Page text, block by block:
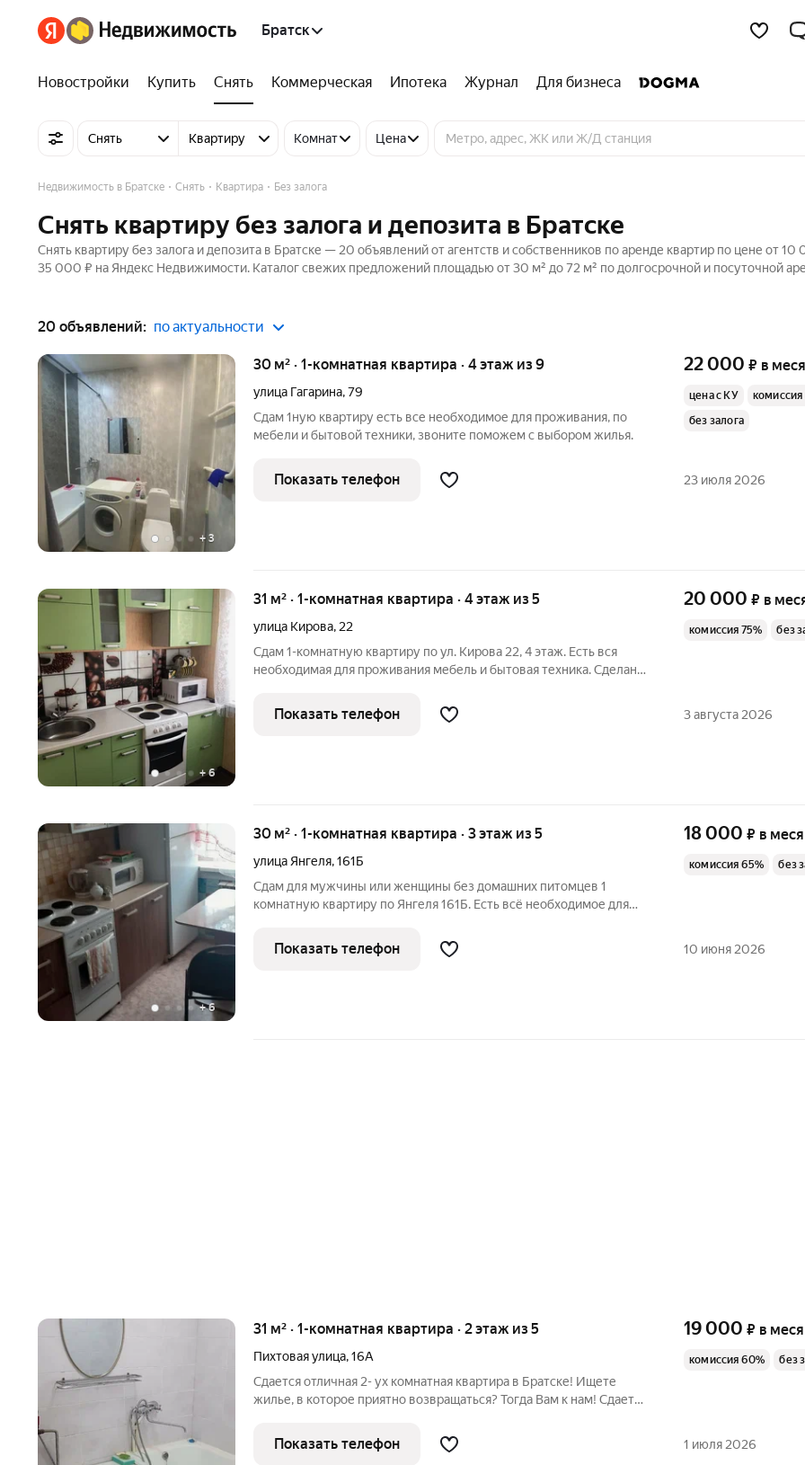
Братск
Новостройки Купить Снять Коммерческая Ипотека Журнал Для бизнеса
Снять Квартиру Комнат Цена
Недвижимость в Братске Снять Квартира Без залога
Снять квартиру без залога и депозита в Братске
Снять квартиру без залога и депозита в Братске — 20 объявлений от агентств и собственников по аренде квартир по цене от
35 000 ₽ на Яндекс Недвижимости. Каталог свежих предложений площадью от 30 м² до 72 м² по долгосрочной и посуточной
20 объявлений: по актуальности
+ 3
30 м² · 1-комнатная квартира · 4 этаж из 9
улица Гагарина,79
Сдам 1ную квартиру есть все необходимое для проживания, по
мебели и бытовой техники, звоните поможем с выбором жилья.
22 000 ₽ в
цена с КУ
комиссия
без залога
Показать телефон 23 июля 2026
+6
31 м² · 1-комнатная квартира · 4 этаж из 5
улица Кирова, 22
Сдам 1-комнатную квартиру по ул. Кирова 22, 4 этаж. Есть вся
необходимая для проживания мебель и бытовая техника. Сделан
20 000 ₽ в
комиссия 75% без
Показать телефон 3 августа 2026
+6
30 м² · 1-комнатная квартира · 3 этаж из 5
улица Янгеля,161Б
Сдам для мужчины или женщины без домашних питомцев 1
комнатную квартиру по Янгеля 161Б. Есть всё необходимое для
квартиры 17000 рублей. Все коммунальные платежи оплачивает
собственник.
18 000 ₽ в
комиссия 65% без
Показать телефон 10 июня 2026
31 м² · 1-комнатная квартира · 2 этаж из 5
Пихтовая улица,16А
Сдается отличная 2- ух комнатная квартира в Братске! Ищете
жилье, в которое приятно возвращаться? Тогда Вам к нам! Сдается
Телецентре по адресу: ул. Пихтовая 16а Идеальный вариант для
тех, кто
19 000 ₽ в
комиссия 60% без
Показать телефон 1 июля 2026